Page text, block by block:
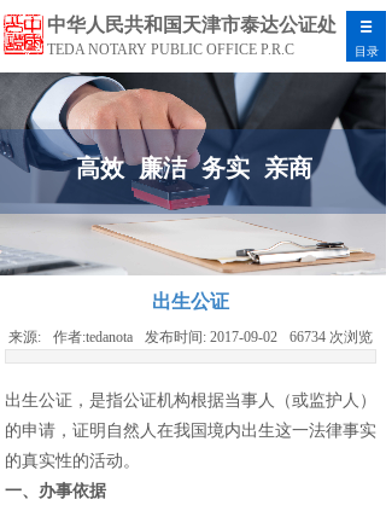
中华人民共和国天津市泰达公证处
TEDA NOTARY PUBLIC OFFICE P.R.C 目录
高效 廉洁 务实 亲商
出生公证
来源: 作者:tedanota 发布时间: 2017-09-02 66734 次浏览
出生公证，是指公证机构根据当事人（或监护人）
的申请，证明自然人在我国境内出生这一法律事实
的真实性的活动。
一、办事依据